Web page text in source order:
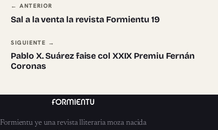
Navegación ente pieces
← ANTERIOR
Sal a la venta la revista Formientu 19
SIGUIENTE →
Pablo X. Suárez faise col XXIX Premiu Fernán
Coronas
Formientu ye una revista lliteraria moza nacida